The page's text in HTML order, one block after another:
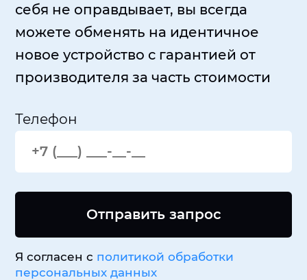
себя не оправдывает, вы всегда
можете обменять на идентичное
новое устройство с гарантией от
производителя за часть стоимости
Телефон
Отправить запрос
Я согласен с политикой обработки
персональных данных